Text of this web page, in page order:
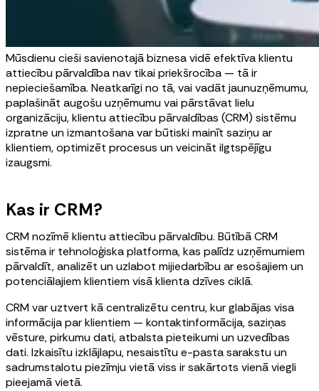
Mūsdienu cieši savienotajā biznesa vidē efektīva klientu
attiecību pārvaldība nav tikai priekšrocība — tā ir
nepieciešamība. Neatkarīgi no tā, vai vadāt jaunuzņēmumu,
paplašināt augošu uzņēmumu vai pārstāvat lielu
organizāciju, klientu attiecību pārvaldības (CRM) sistēmu
izpratne un izmantošana var būtiski mainīt saziņu ar
klientiem, optimizēt procesus un veicināt ilgtspējīgu
izaugsmi.
Kas ir CRM?
CRM nozīmē klientu attiecību pārvaldību. Būtībā CRM
sistēma ir tehnoloģiska platforma, kas palīdz uzņēmumiem
pārvaldīt, analizēt un uzlabot mijiedarbību ar esošajiem un
potenciālajiem klientiem visā klienta dzīves ciklā.
CRM var uztvert kā centralizētu centru, kur glabājas visa
informācija par klientiem — kontaktinformācija, saziņas
vēsture, pirkumu dati, atbalsta pieteikumi un uzvedības
dati. Izkaisītu izklājlapu, nesaistītu e-pasta sarakstu un
sadrumstalotu piezīmju vietā viss ir sakārtots vienā viegli
pieejamā vietā.